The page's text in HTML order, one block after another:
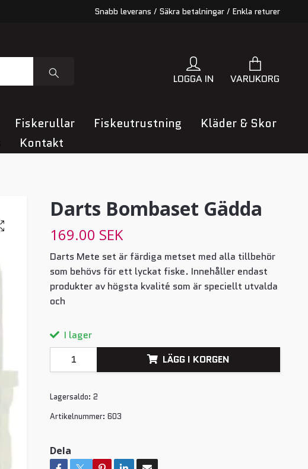
Snabb leverans / Säkra betalningar / Enkla returer
LOGGA IN VARUKORG
Fiskerullar Fiskeutrustning
Kläder & Skor
Kontakt
Darts Bombaset Gädda
169.00 SEK
Darts Mete set är färdiga metset med alla tillbehör
som behövs för ett lyckat fiske. Innehåller endast
produkter av högsta kvalité som är speciellt utvalda
och
I lager
LÄGG I KORGEN
Lagersaldo: 2
Artikelnummer: 603
Dela